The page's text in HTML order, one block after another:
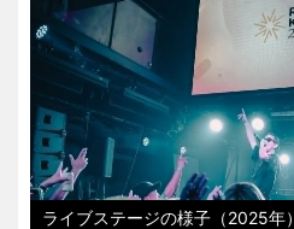
ライブステージの様子（2025年）